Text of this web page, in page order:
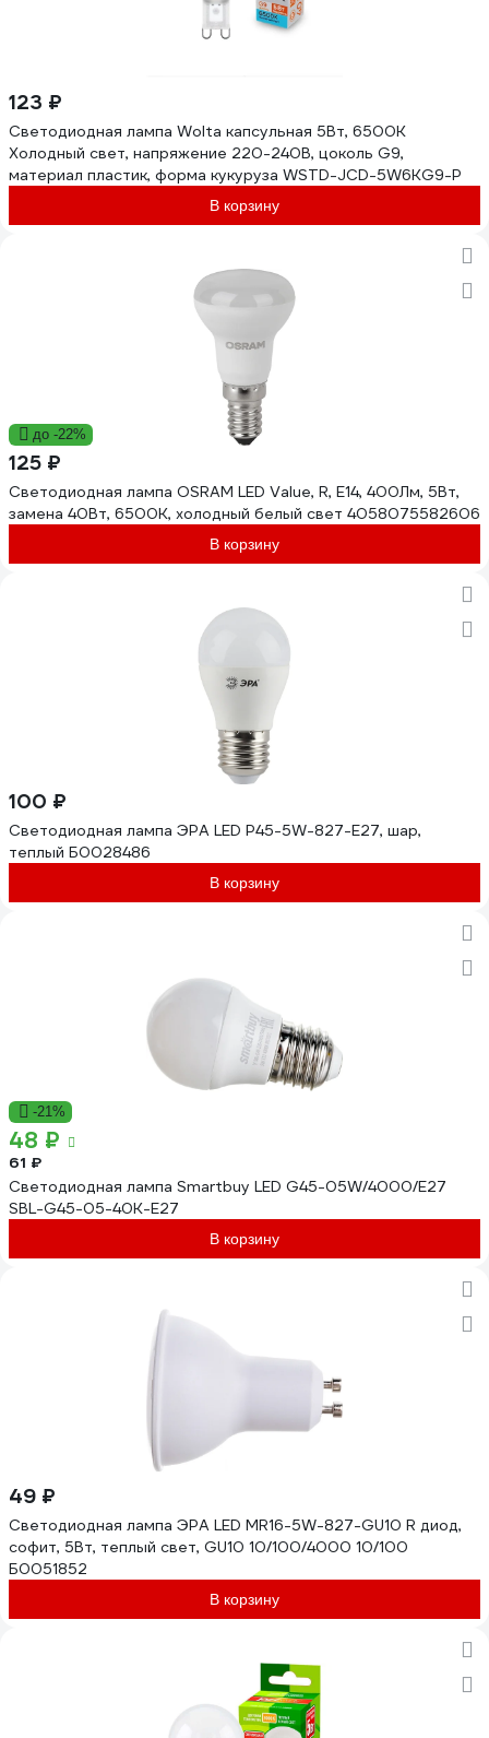
123 ₽
Светодиодная лампа Wolta капсульная 5Вт, 6500К
Холодный свет, напряжение 220-240В, цоколь G9,
материал пластик, форма кукуруза WSTD-JCD-5W6KG9-P
В корзину
до -22%
125 ₽
Светодиодная лампа OSRAM LED Value, R, E14, 400Лм, 5Вт,
замена 40Вт, 6500К, холодный белый свет 4058075582606
В корзину
100 ₽
Светодиодная лампа ЭРА LED P45-5W-827-E27, шар,
теплый Б0028486
В корзину
-21%
48 ₽
61 ₽
Светодиодная лампа Smartbuy LED G45-05W/4000/E27
SBL-G45-05-40K-E27
В корзину
49 ₽
Светодиодная лампа ЭРА LED MR16-5W-827-GU10 R диод,
софит, 5Вт, теплый свет, GU10 10/100/4000 10/100
Б0051852
В корзину